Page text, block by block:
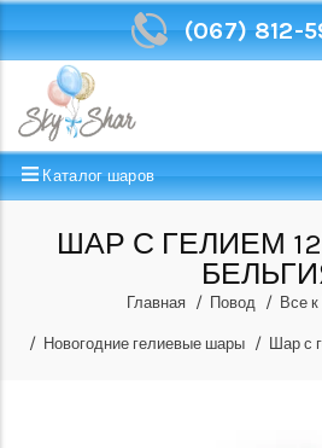
(067) 812-
Каталог шаров
ШАР С ГЕЛИЕМ
Главная Повод Все
Новогодние гелиевые шары Шар с